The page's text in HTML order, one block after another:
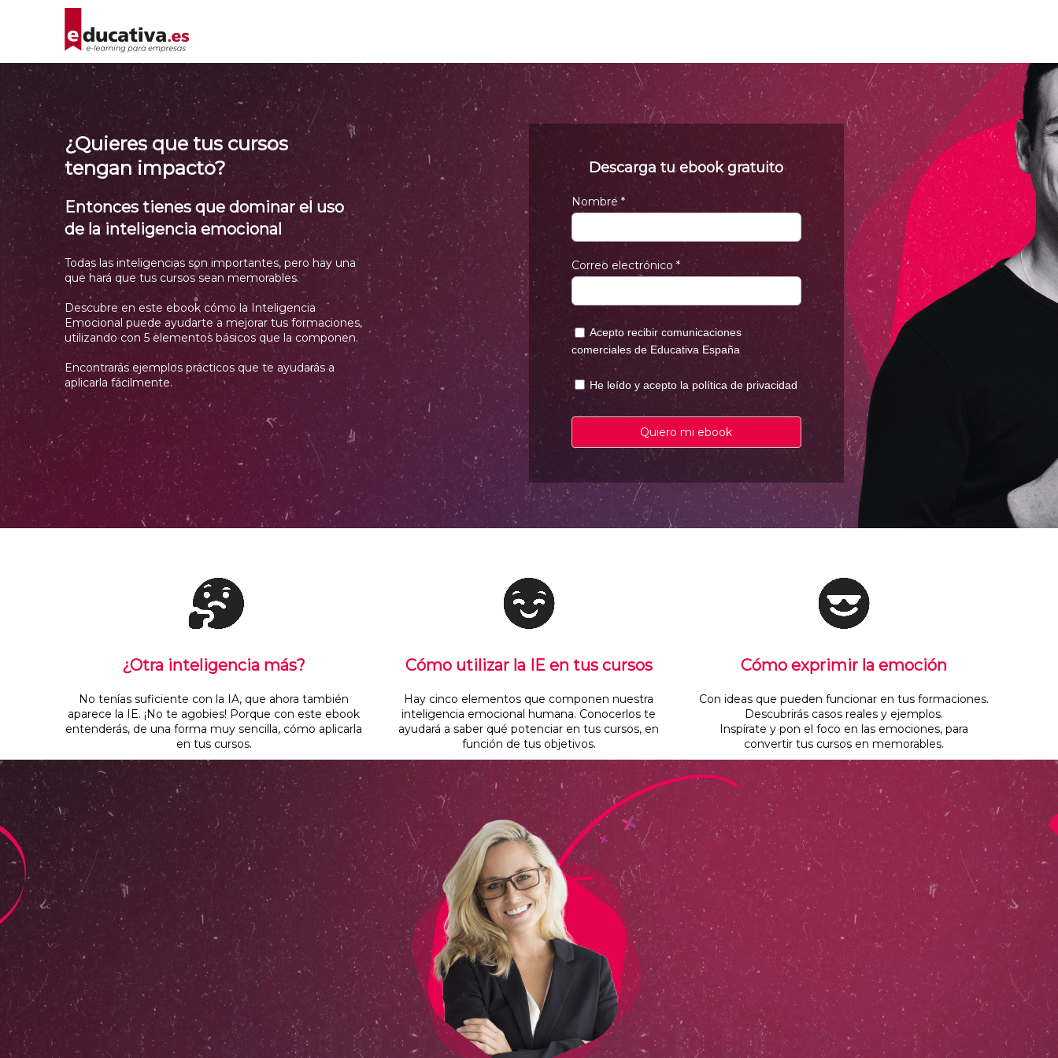
¿Quieres que tus cursos
tengan impacto?
Entonces tienes que dominar el uso
de la inteligencia emocional
Todas las inteligencias son importantes, pero hay una
que hará que tus cursos sean memorables.
Descubre en este ebook cómo la Inteligencia
Emocional puede ayudarte a mejorar tus formaciones,
utilizando con 5 elementos básicos que la componen.
Encontrarás ejemplos prácticos que te ayudarás a
aplicarla fácilmente.
Descarga tu ebook gratuito
Nombre *
Correo electrónico *
Acepto recibir comunicaciones
comerciales de Educativa España
He leído y acepto la política de privacidad
Quiero mi ebook
¿Otra inteligencia más? Cómo utilizar la IE en tus cursos Cómo exprimir la emoción
No tenías suficiente con la IA, que ahora también
aparece la IE. ¡No te agobies! Porque con este ebook
entenderás, de una forma muy sencilla, cómo aplicarla
en tus cursos.
Hay cinco elementos que componen nuestra
inteligencia emocional humana. Conocerlos te
ayudará a saber qué potenciar en tus cursos, en
función de tus objetivos.
Con ideas que pueden funcionar en tus formaciones.
Descubrirás casos reales y ejemplos.
Inspírate y pon el foco en las emociones, para
convertir tus cursos en memorables.